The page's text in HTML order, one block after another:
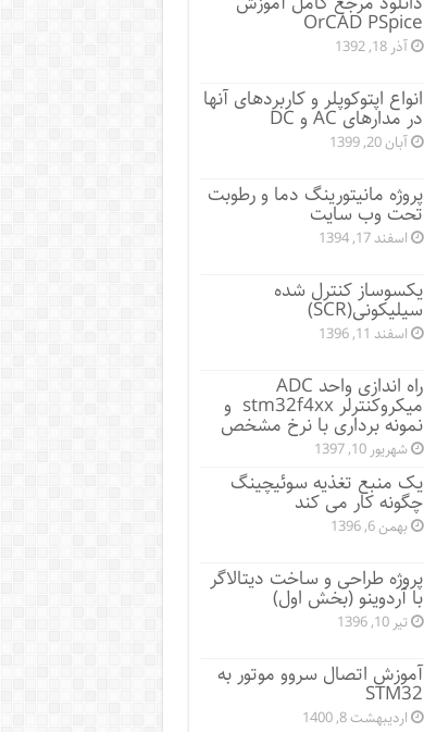
OrCAD PSpice
آذر 18, 1392
انواع اپتوکوپلر و کاربردهای آنها
در مدارهای AC و DC
آبان 20, 1399
پروژه مانيتورينگ دما و رطوبت
تحت وب سایت
اسفند 17, 1394
یکسوساز کنترل شده
سیلیکونی(SCR)
اسفند 11, 1396
راه اندازی واحد ADC
میکروکنترلر stm32f4xx و
نمونه برداری با نرخ مشخص
شهریور 10, 1397
یک منبع تغذیه سوئیچینگ
چگونه کار می کند
بهمن 6, 1396
پروژه طراحی و ساخت دیتالاگر
با آردوینو (بخش اول)
تیر 10, 1396
آموزش اتصال سروو موتور به
STM32
اردیبهشت 8, 1400